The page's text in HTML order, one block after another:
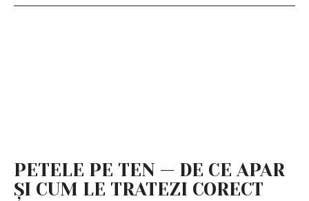
PETELE PE TEN — DE CE APAR
ȘI CUM LE TRATEZI CORECT